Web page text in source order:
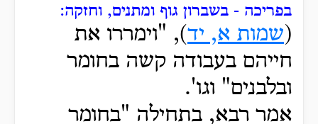
בפריכה - בשברון גוף ומתנים, וחזקה:
(שמות א, יד), "וימררו את
חייהם בעבודה קשה בחומר
ובלבנים" וגו'.
אמר רבא, בתחילה "בחומר